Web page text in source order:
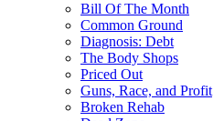
Bill Of The Month
Common Ground
Diagnosis: Debt
The Body Shops
Priced Out
Guns, Race, and Profit
Broken Rehab